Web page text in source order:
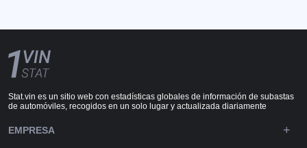
Stat.vin es un sitio web con estadísticas globales de información de subastas
de automóviles, recogidos en un solo lugar y actualizada diariamente
EMPRESA